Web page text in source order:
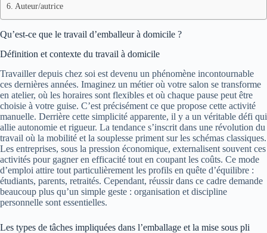
Auteur/autrice
Qu’est-ce que le travail d’emballeur à domicile ?
Définition et contexte du travail à domicile
Travailler depuis chez soi est devenu un phénomène incontournable
ces dernières années. Imaginez un métier où votre salon se transforme
en atelier, où les horaires sont flexibles et où chaque pause peut être
choisie à votre guise. C’est précisément ce que propose cette activité
manuelle. Derrière cette simplicité apparente, il y a un véritable défi qui
allie autonomie et rigueur. La tendance s’inscrit dans une révolution du
travail où la mobilité et la souplesse priment sur les schémas classiques.
Les entreprises, sous la pression économique, externalisent souvent ces
activités pour gagner en efficacité tout en coupant les coûts. Ce mode
d’emploi attire tout particulièrement les profils en quête d’équilibre :
étudiants, parents, retraités. Cependant, réussir dans ce cadre demande
beaucoup plus qu’un simple geste : organisation et discipline
personnelle sont essentielles.
Les types de tâches impliquées dans l’emballage et la mise sous pli